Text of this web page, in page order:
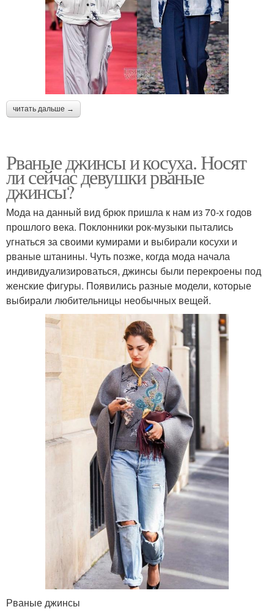
читать дальше →
Рваные джинсы и косуха. Носят
ли сейчас девушки рваные
джинсы?
Мода на данный вид брюк пришла к нам из 70-х годов
прошлого века. Поклонники рок-музыки пытались
угнаться за своими кумирами и выбирали косухи и
рваные штанины. Чуть позже, когда мода начала
индивидуализироваться, джинсы были перекроены под
женские фигуры. Появились разные модели, которые
выбирали любительницы необычных вещей.
Рваные джинсы